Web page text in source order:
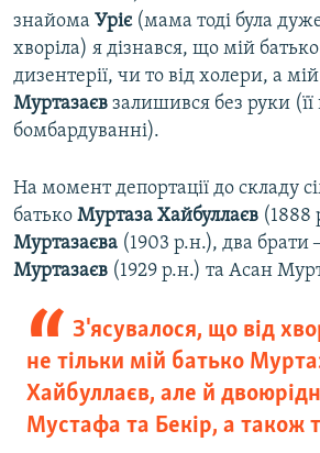
знайома Уріє(мама тоді була
хворіла) я дізнався, що мій
дизентерії, чи то від холери, а
Муртазаєв залишився без руки (її
бомбардуванні).
На момент депортації до складу
батько Муртаза Хайбуллаєв (1888
Муртазаєва (1903 р.н.), два брати
Муртазаєв (1929 р.н.) та Асан
З'ясувалося, що від
не тільки мій батько
Хайбуллаєв, але й
Мустафа та Бекір, а також